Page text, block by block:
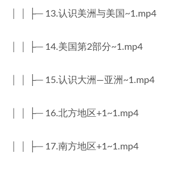
│ │ ├─ 13.认识美洲与美国~1.mp4
│ │ ├─ 14.美国第2部分~1.mp4
│ │ ├─ 15.认识大洲—亚洲~1.mp4
│ │ ├─ 16.北方地区+1~1.mp4
│ │ ├─ 17.南方地区+1~1.mp4